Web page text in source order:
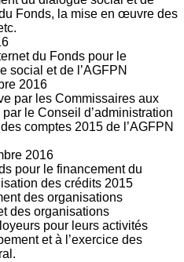
Fonds, la mise en œuvre des
du Fonds pour le
social et de l’AGFPN
2016
par les Commissaires aux
le Conseil d’administration
comptes 2015 de l’AGFPN
2016
pour le financement du
des crédits 2015
des organisations
des organisations
pour leurs activités
et à l’exercice des